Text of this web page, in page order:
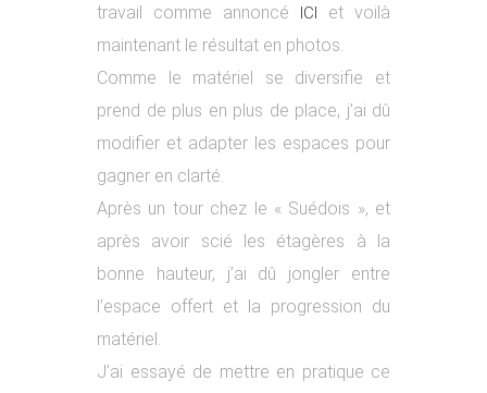
travail comme annoncé ICI et voilà
maintenant le résultat en photos.
Comme le matériel se diversifie et
prend de plus en plus de place, j’ai dû
modifier et adapter les espaces pour
gagner en clarté.
Après un tour chez le « Suédois », et
après avoir scié les étagères à la
bonne hauteur, j’ai dû jongler entre
l’espace offert et la progression du
matériel.
J’ai essayé de mettre en pratique ce